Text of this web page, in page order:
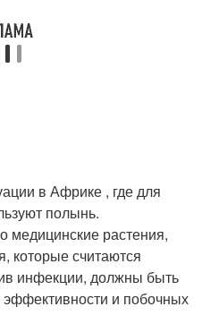
в Африке , где для
полынь.
медицинские растения,
которые считаются
инфекции, должны быть
и побочных